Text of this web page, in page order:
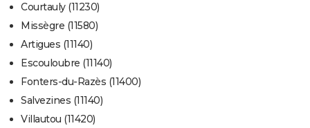
Courtauly (11230)
Missègre (11580)
Artigues (11140)
Escouloubre (11140)
Fonters-du-Razès (11400)
Salvezines (11140)
Villautou (11420)